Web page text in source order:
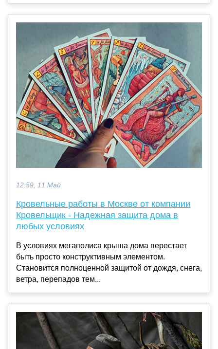
12:59, 11 Май
Кровельные работы в Москве от компании
Кровельщик - Надежная защита дома в
любых условиях
В условиях мегаполиса крыша дома перестает
быть просто конструктивным элементом.
Становится полноценной защитой от дождя, снега,
ветра, перепадов тем...